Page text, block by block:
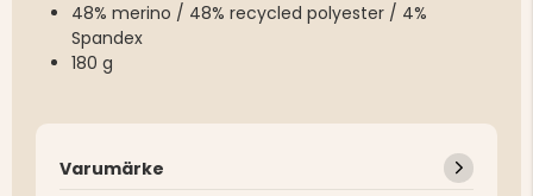
48% merino / 48% recycled polyester / 4%
Spandex
180 g
Varumärke